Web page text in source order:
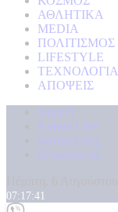
ΑΘΛΗΤΙΚΑ
MEDIA
ΠΟΛΙΤΙΣΜΟΣ
LIFESTYLE
ΤΕΧΝΟΛΟΓΙΑ
ΑΠΟΨΕΙΣ
Αρχική
Kontra Live
Καταγγελίες
Επικοινωνία
07:17:43